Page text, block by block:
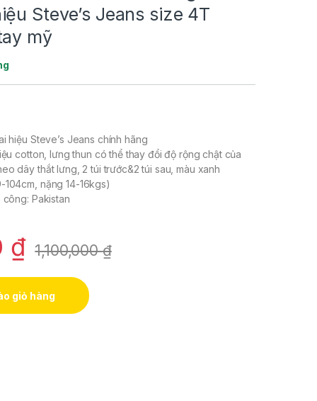
Steve’s Jeans size 4T
mỹ
hiệu Steve’s Jeans chính hãng
cotton, lưng thun có thể thay đổi độ rộng chật của
dây thắt lưng, 2 túi trước&2 túi sau, màu xanh
nặng 14-16kgs)
Pakistan
₫ 1,100,000₫
giỏ hàng